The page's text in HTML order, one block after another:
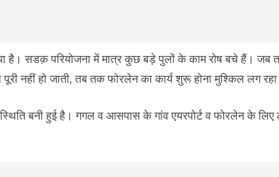
है। सडक़ परियोजना में मात्र कुछ बड़े पुलों के काम रोष बचे हैं। जब
पूरी नहीं हो जाती, तब तक फोरलेन का कार्य शुरू होना मुश्किल लग
बनी हुई है। गगल व आसपास के गांव एयरपोर्ट व फोरलेन के